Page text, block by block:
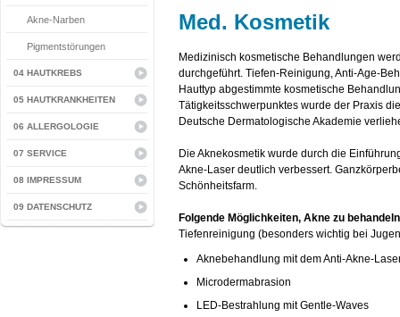
Med. Kosmetik
Medizinisch kosmetische Behandlungen
durchgeführt. Tiefen-Reinigung, Anti-Age-
Hauttyp abgestimmte kosmetische
Tätigkeitsschwerpunktes wurde der Praxis
Deutsche Dermatologische Akademie
Die Aknekosmetik wurde durch die
Akne-Laser deutlich verbessert.
Schönheitsfarm.
Folgende Möglichkeiten, Akne zu
Tiefenreinigung (besonders wichtig bei
Aknebehandlung mit dem Anti-Akne-
Microdermabrasion
LED-Bestrahlung mit Gentle-Waves
Akne-Narben
Pigmentstörungen
04 HAUTKREBS
05 HAUTKRANKHEITEN
06 ALLERGOLOGIE
07 SERVICE
08 IMPRESSUM
09 DATENSCHUTZ